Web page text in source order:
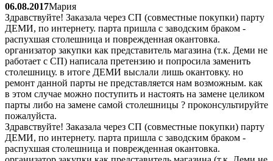
06.08.2017Мария
Здравствуйте! Заказала через СП (совместные покупки) парту
ДЕМИ, по интернету. парта пришла с заводским браком -
распухшая столешница и поврежденная окантовка.
организатор закупки как представитель магазина (т.к. Деми не
работает с СП) написала претензию и попросила заменить
столешницу. в итоге ДЕМИ выслали лишь окантовку. но
ремонт данной парты не представляется нам возможным. как
в этом случае можно поступить и настоять на замене целиком
парты либо на замене самой столешницы ? проконсультируйте
пожалуйста.
Здравствуйте! Заказала через СП (совместные покупки) парту
ДЕМИ, по интернету. парта пришла с заводским браком -
распухшая столешница и поврежденная окантовка.